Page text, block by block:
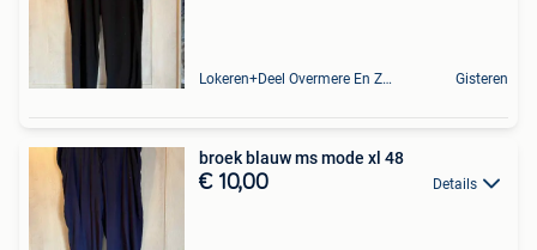
Lokeren+Deel Overmere En Zele Gisteren
broek blauw ms mode xl 48
€ 10,00 Details